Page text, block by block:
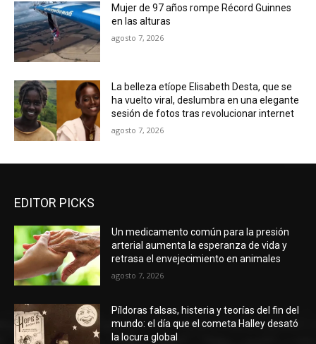
Mujer de 97 años rompe Récord Guinnes
en las alturas
agosto 7, 2026
La belleza etíope Elisabeth Desta, que se
ha vuelto viral, deslumbra en una elegante
sesión de fotos tras revolucionar internet
agosto 7, 2026
EDITOR PICKS
Un medicamento común para la presión
arterial aumenta la esperanza de vida y
retrasa el envejecimiento en animales
agosto 7, 2026
Píldoras falsas, histeria y teorías del fin del
mundo: el día que el cometa Halley desató
la locura global